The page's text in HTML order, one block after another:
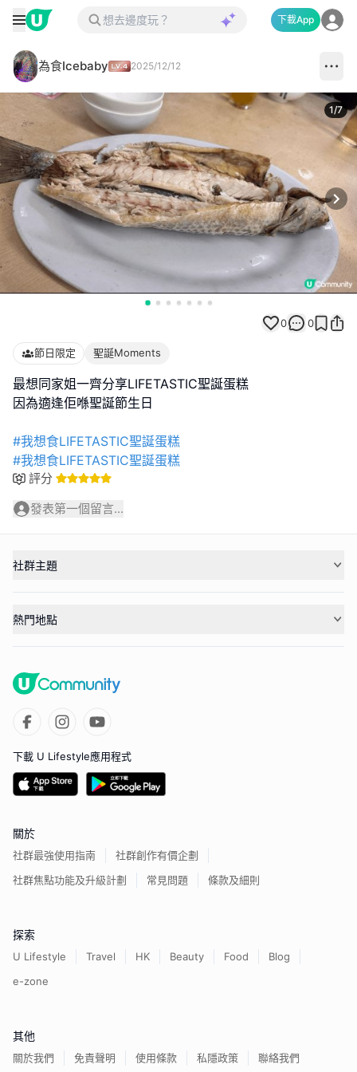
下載App
為食Icebaby 2025/12/12
1/7
0 0
節日限定 聖誕Moments
最想同家姐一齊分享LIFETASTIC聖誕蛋糕
因為適逢佢喺聖誕節生日
#我想食LIFETASTIC聖誕蛋糕
#我想食LIFETASTIC聖誕蛋糕
評分
發表第一個留言...
社群主題
熱門地點
下載 U Lifestyle應用程式
關於
社群最強使用指南
社群創作有價企劃
社群焦點功能及升級計劃
常見問題 條款及細則
探索
U Lifestyle Travel HK Beauty Food
Blog
e-zone
其他
關於我們 免責聲明 使用條款 私隱政策 聯絡我們